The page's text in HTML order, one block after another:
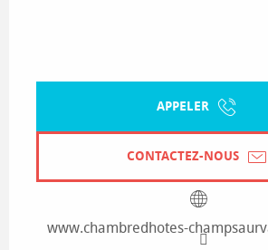
APPELER
CONTACTEZ-NOUS
www.chambredhotes-